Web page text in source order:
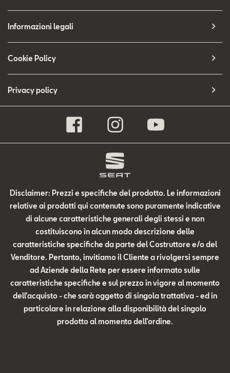
Informazioni legali
Cookie Policy
Privacy policy
Disclaimer: Prezzi e specifiche del prodotto. Le informazioni
relative ai prodotti qui contenute sono puramente indicative
di alcune caratteristiche generali degli stessi e non
costituiscono in alcun modo descrizione delle
caratteristiche specifiche da parte del Costruttore e/o del
Venditore. Pertanto, invitiamo il Cliente a rivolgersi sempre
ad Aziende della Rete per essere informato sulle
caratteristiche specifiche e sul prezzo in vigore al momento
dell’acquisto - che sarà oggetto di singola trattativa - ed in
particolare in relazione alla disponibilità del singolo
prodotto al momento dell’ordine.